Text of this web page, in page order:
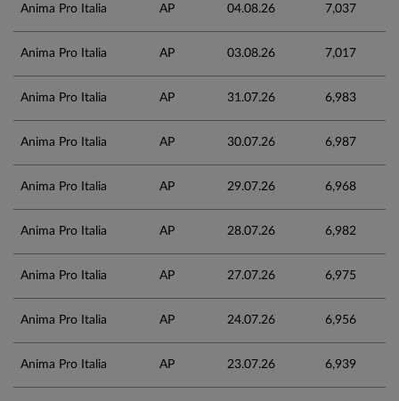
Anima Pro Italia AP 04.08.26 7,037
Anima Pro Italia AP 03.08.26 7,017
Anima Pro Italia AP 31.07.26 6,983
Anima Pro Italia AP 30.07.26 6,987
Anima Pro Italia AP 29.07.26 6,968
Anima Pro Italia AP 28.07.26 6,982
Anima Pro Italia AP 27.07.26 6,975
Anima Pro Italia AP 24.07.26 6,956
Anima Pro Italia AP 23.07.26 6,939